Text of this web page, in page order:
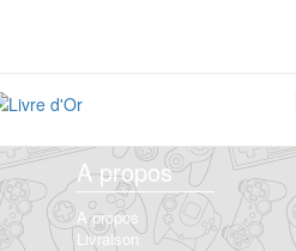
A propos
A propos
Livraison